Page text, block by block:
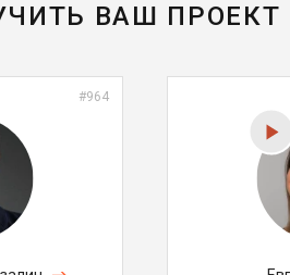
ВАШ ПРОЕКТ
#964